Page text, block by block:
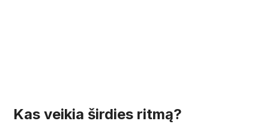
Kas veikia širdies ritmą?